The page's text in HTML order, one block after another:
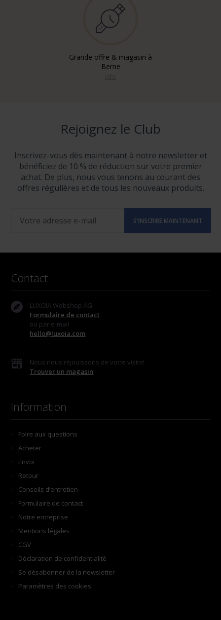
Grande offre & magasin à
Berne
Rejoignez le Club
Inscrivez-vous dès maintenant à notre newsletter et
bénéficiez de 10 % de réduction sur votre premier
achat. De plus, nous vous tenons au courant des
offres régulières et de tous les nouveaux produits.
Contact
LUXOIA Webshop AG
Formulaire de contact
ou par e-mail
hello@luxoia.com
Nous nous réjouissons de votre visite!
Trouver un magasin
Information
Foire aux questions
Acheter
Envoi
Retour
Conseils d’entretien
Formulaire de contact
Notre entreprise
Mentions légales
CGV
Déclaration de confidentialité
Se désabonner de la newsletter
Paramètres des cookies